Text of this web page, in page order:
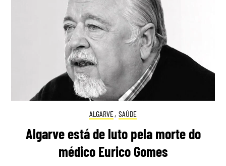
ALGARVE, SAÚDE
Algarve está de luto pela morte do
médico Eurico Gomes